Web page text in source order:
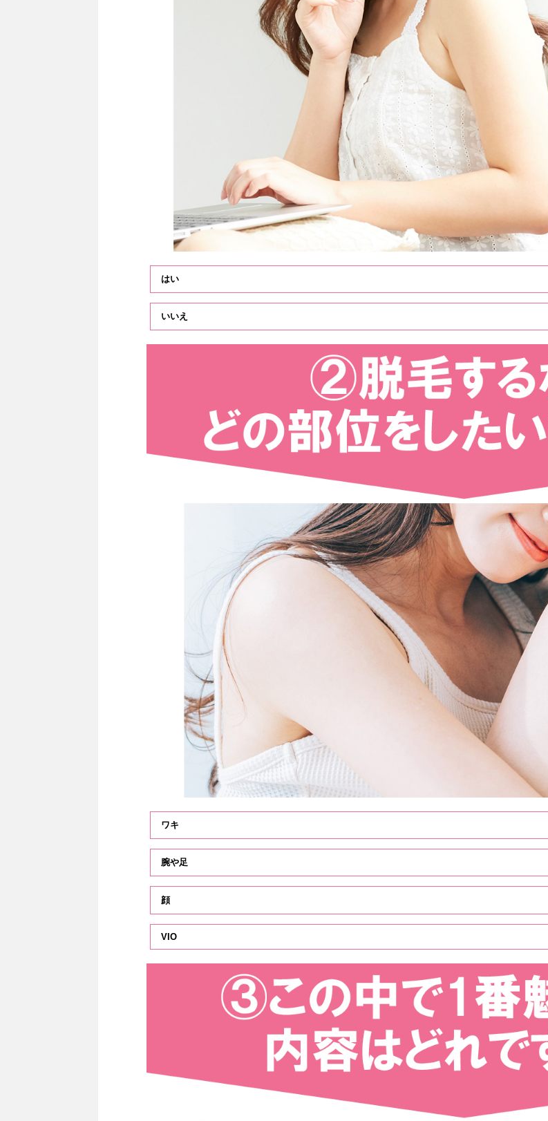
はい
いいえ
ワキ
腕や足
顔
VIO